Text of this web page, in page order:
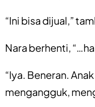
“Ini bisa dijual,”
Nara berhenti,
“Iya. Beneran.
mengangguk,